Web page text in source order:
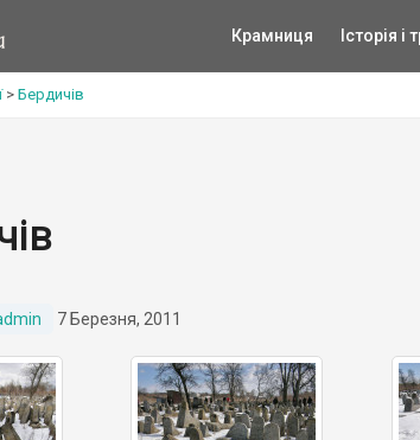
Крамниця Історія і
> Бердичів
7 Березня, 2011